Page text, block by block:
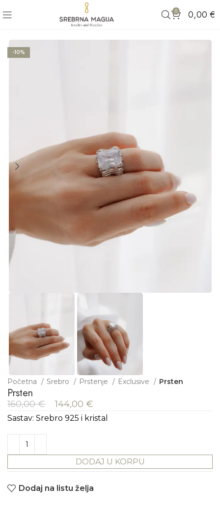
0 0,00 €
-10%
Početna Srebro Prstenje Exclusive Prsten
Prsten
160,00€ 144,00 €
Sastav: Srebro 925 i kristal
DODAJ U KORPU
Dodaj na listu želja